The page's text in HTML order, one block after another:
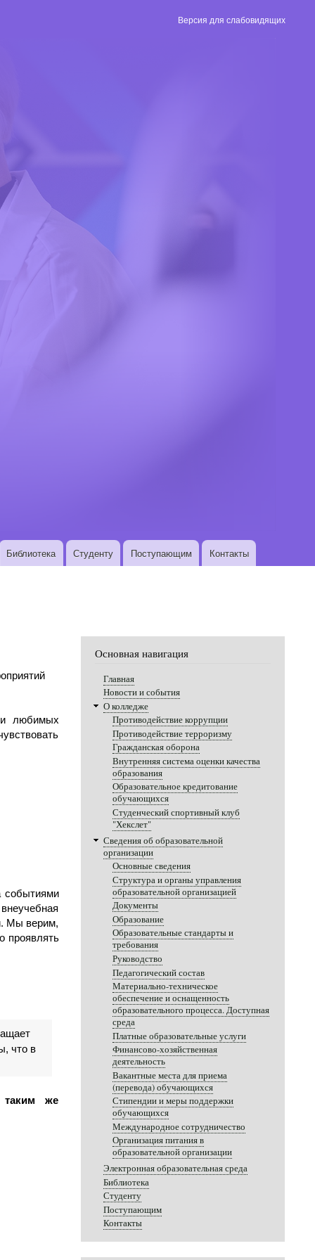
Версия для слабовидящих
Библиотека Студенту Поступающим Контакты
любимых
событиями
Мы верим,
проявлять
что в
же
Основная навигация
Главная
Новости и события
О колледже
Противодействие коррупции
Противодействие терроризму
Гражданская оборона
Внутренняя система оценки качества
образования
Образовательное кредитование
обучающихся
Студенческий спортивный клуб
"Хекслет"
Сведения об образовательной
организации
Основные сведения
Структура и органы управления
образовательной организацией
Документы
Образование
Образовательные стандарты и
требования
Руководство
Педагогический состав
Материально-техническое
обеспечение и оснащенность
образовательного процесса. Доступная
среда
Платные образовательные услуги
Финансово-хозяйственная
деятельность
Вакантные места для приема
(перевода) обучающихся
Стипендии и меры поддержки
обучающихся
Международное сотрудничество
Организация питания в
образовательной организации
Электронная образовательная среда
Библиотека
Студенту
Поступающим
Контакты